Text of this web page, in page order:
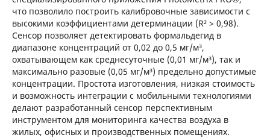
что позволило построить калибровочные зависимости с
высокими коэффициентами детерминации (R² > 0,98).
Сенсор позволяет детектировать формальдегид в
диапазоне концентраций от 0,02 до 0,5 мг/м³,
охватывающем как среднесуточные (0,01 мг/м³), так и
максимально разовые (0,05 мг/м³) предельно допустимые
концентрации. Простота изготовления, низкая стоимость
и возможность интеграции с мобильными технологиями
делают разработанный сенсор перспективным
инструментом для мониторинга качества воздуха в
жилых, офисных и производственных помещениях.